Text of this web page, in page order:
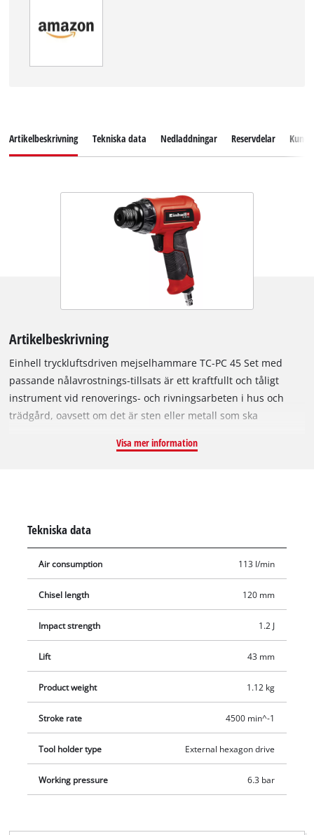
Artikelbeskrivning Tekniska data Nedladdningar Reservdelar
Artikelbeskrivning
Einhell tryckluftsdriven mejselhammare TC-PC 45 Set med
passande nålavrostnings-tillsats är ett kraftfullt och tåligt
instrument vid renoverings- och rivningsarbeten i hus och
trädgård, oavsett om det är sten eller metall som ska
gummihandtag, med användarvänlig utformning. Vid ett
mejselhammaren med en slangdiameter på minst 9. Tack vare
gränser för användningen. 120 mm mejsel-setet med fyra
delar ingår i leveransen liksom passande tillsats för
användning av nålavrostare som hjälper till vid avlägsning av
rost och rengöring av ytor. Även en oljeflaska, nippel och
spännfjäder ingår i setet.
Visa mer information
Tekniska data
Air consumption 113 l/min
Chisel length 120 mm
Impact strength 1.2 J
Lift 43 mm
Product weight 1.12 kg
Stroke rate 4500 min^-1
Tool holder type External hexagon drive
Working pressure 6.3 bar